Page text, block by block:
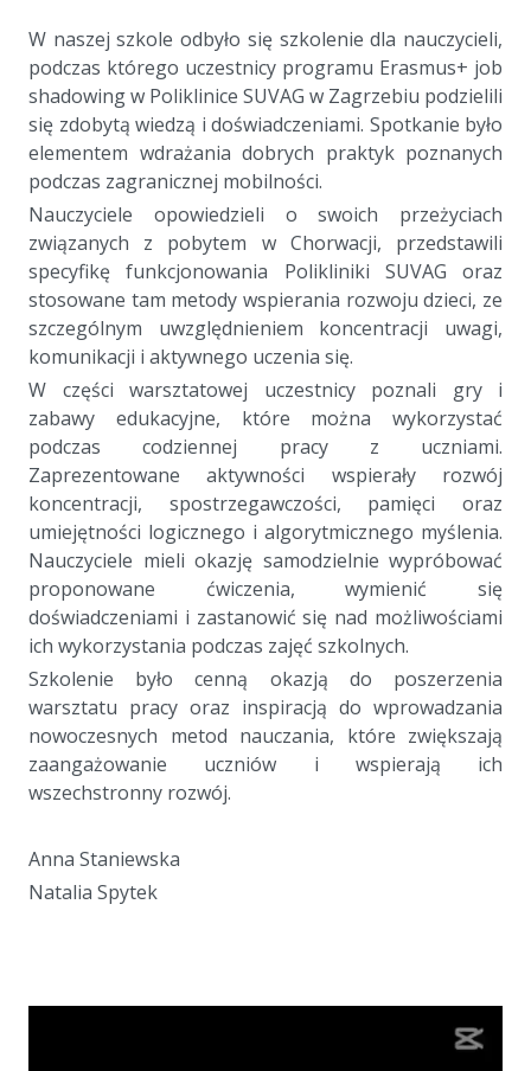
W naszej szkole odbyło się szkolenie dla nauczycieli,
podczas którego uczestnicy programu Erasmus+ job
shadowing w Poliklinice SUVAG w Zagrzebiu podzielili
się zdobytą wiedzą i doświadczeniami. Spotkanie było
elementem wdrażania dobrych praktyk poznanych
podczas zagranicznej mobilności.
Nauczyciele opowiedzieli o swoich przeżyciach
związanych z pobytem w Chorwacji, przedstawili
specyfikę funkcjonowania Polikliniki SUVAG oraz
stosowane tam metody wspierania rozwoju dzieci, ze
szczególnym uwzględnieniem koncentracji uwagi,
komunikacji i aktywnego uczenia się.
W części warsztatowej uczestnicy poznali gry i
zabawy edukacyjne, które można wykorzystać
podczas codziennej pracy z uczniami.
Zaprezentowane aktywności wspierały rozwój
koncentracji, spostrzegawczości, pamięci oraz
umiejętności logicznego i algorytmicznego myślenia.
Nauczyciele mieli okazję samodzielnie wypróbować
proponowane ćwiczenia, wymienić się
doświadczeniami i zastanowić się nad możliwościami
ich wykorzystania podczas zajęć szkolnych.
Szkolenie było cenną okazją do poszerzenia
warsztatu pracy oraz inspiracją do wprowadzania
nowoczesnych metod nauczania, które zwiększają
zaangażowanie uczniów i wspierają ich
wszechstronny rozwój.
Anna Staniewska
Natalia Spytek